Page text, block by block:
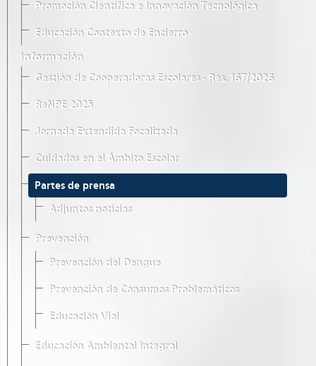
Promoción Científica e Innovación Tecnológica
Educación Contexto de Encierro
Información
Gestión de Cooperadoras Escolares · Res. 167/2026
ReNPE 2025
Jornada Extendida Focalizada
Cuidados en el Ámbito Escolar
Partes de prensa
Adjuntos noticias
Prevención
Prevención del Dengue
Prevención de Consumos Problemáticos
Educación Vial
Educación Ambiental Integral